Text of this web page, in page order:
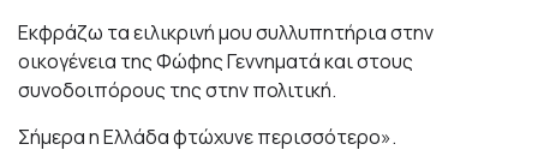
Εκφράζω τα ειλικρινή μου συλλυπητήρια στην
οικογένεια της Φώφης Γεννηματά και στους
συνοδοιπόρους της στην πολιτική.
Σήμερα η Ελλάδα φτώχυνε περισσότερο».